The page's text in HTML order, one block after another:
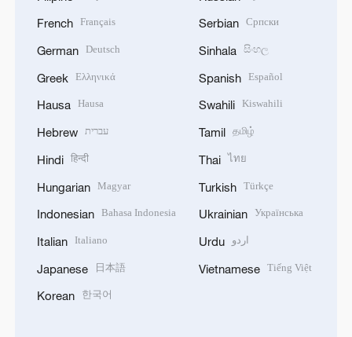
French Français
German Deutsch
Greek Ελληνικά
Hausa Hausa
Hebrew עברית
Hindi हिन्दी
Hungarian Magyar
Indonesian Bahasa Indonesia
Italian Italiano
Japanese 日本語
Korean 한국어
Serbian Српски
Sinhala සිංහල
Spanish Español
Swahili Kiswahili
Tamil தமிழ்
Thai ไทย
Turkish Türkçe
Ukrainian Українська
Urdu اردو
Vietnamese Tiếng Việt